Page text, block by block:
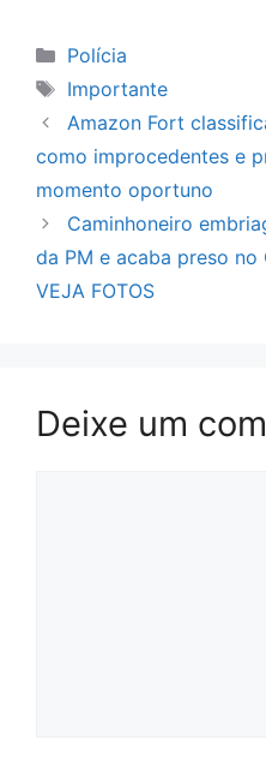
Categorias
Polícia
Tags
Importante
Amazon Fort
como improcedentes e
momento oportuno
Caminhoneiro
da PM e acaba preso
VEJA FOTOS
Deixe um